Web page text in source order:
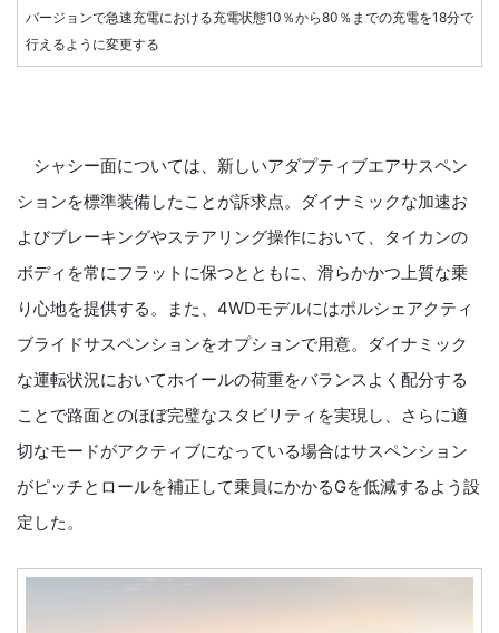
バージョンで急速充電における充電状態10％から80％までの充電を18分で
行えるように変更する
シャシー面については、新しいアダプティブエアサスペン
ションを標準装備したことが訴求点。ダイナミックな加速お
よびブレーキングやステアリング操作において、タイカンの
ボディを常にフラットに保つとともに、滑らかかつ上質な乗
り心地を提供する。また、4WDモデルにはポルシェアクティ
ブライドサスペンションをオプションで用意。ダイナミック
な運転状況においてホイールの荷重をバランスよく配分する
ことで路面とのほぼ完璧なスタビリティを実現し、さらに適
切なモードがアクティブになっている場合はサスペンション
がピッチとロールを補正して乗員にかかるGを低減するよう設
定した。